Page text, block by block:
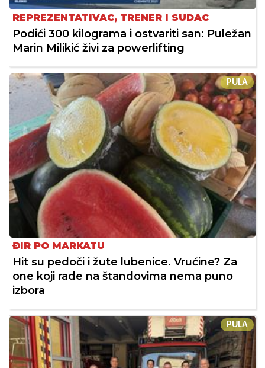
REPREZENTATIVAC, TRENER I SUDAC
Podići 300 kilograma i ostvariti san: Puležan
Marin Milikić živi za powerlifting
PULA
ĐIR PO MARKATU
Hit su pedoči i žute lubenice. Vrućine? Za
one koji rade na štandovima nema puno
izbora
PULA